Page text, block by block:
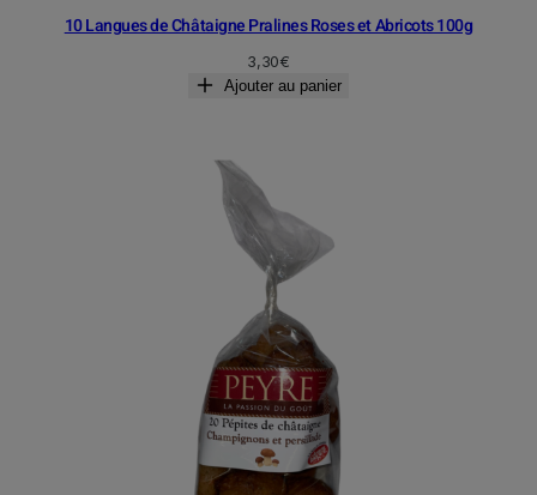
10 Langues de Châtaigne Pralines Roses et Abricots 100g
3,30€
Ajouter au panier